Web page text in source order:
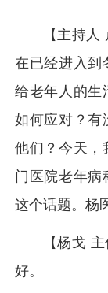
【主持
在已经进入到
给老年人的生
如何应对？有
他们？今天，
门医院老年病
这个话题。杨
【杨戈
好。